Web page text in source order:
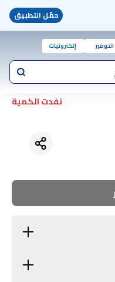
حمّل التطبيق
التوفير إلكترونيات
نفدت الكمية